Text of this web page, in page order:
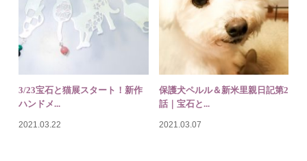
3/23宝石と猫展スタート！新作
ハンドメ...
2021.03.22
保護犬ペルル＆新米里親日記第2
話｜宝石と...
2021.03.07